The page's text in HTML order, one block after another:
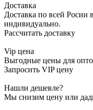
Доставка
Доставка по всей Росии
индивидуально.
Рассчитать доставку
Vip цена
Выгодные цены для
Запросить VIP цену
Нашли дешевле?
Мы снизим цену или